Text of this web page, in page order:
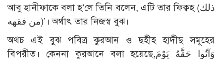
আবু হানীফাকে বলা হ’লে তিনি বলেন, এটি তার ফিক্বহ (ذلك
من فقهه)’। অর্থাৎ তার নিজস্ব বুঝ।
অথচ এই বুঝ পবিত্র কুরআন ও ছহীহ হাদীছ সমূহের
বিপরীত। কেননা কুরআনে বলা হয়েছে,وَآتُوا حَقَّهُ يَوْمَ